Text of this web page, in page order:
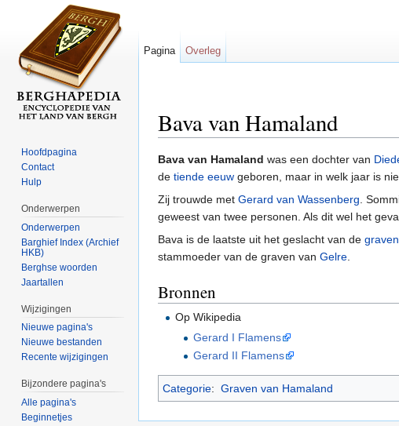
Bava van Hamaland
Bava van Hamaland was een dochter van
de tiende eeuw geboren, maar in welk jaar is
Zij trouwde met Gerard van Wassenberg.
geweest van twee personen. Als dit wel het
Bava is de laatste uit het geslacht van de
stammoeder van de graven van Gelre.
Bronnen
Op Wikipedia
Gerard I Flamens
Gerard II Flamens
Categorie: Graven van Hamaland
Pagina Overleg
Hoofdpagina
Contact
Hulp
Onderwerpen
Onderwerpen
Barghief Index (Archief
HKB)
Berghse woorden
Jaartallen
Wijzigingen
Nieuwe pagina's
Nieuwe bestanden
Recente wijzigingen
Bijzondere pagina's
Alle pagina's
Beginnetjes